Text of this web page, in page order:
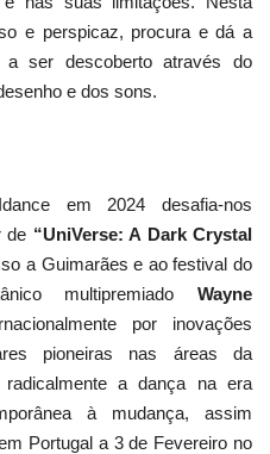
e perspicaz, procura e dá a
ser descoberto através do
e dos sons.
em 2024 desafia-nos
de “UniVerse: A Dark Crystal
a Guimarães e ao festival do
multipremiado Wayne
por inovações
pioneiras nas áreas da
radicalmente a dança na era
à mudança, assim
Portugal a 3 de Fevereiro no